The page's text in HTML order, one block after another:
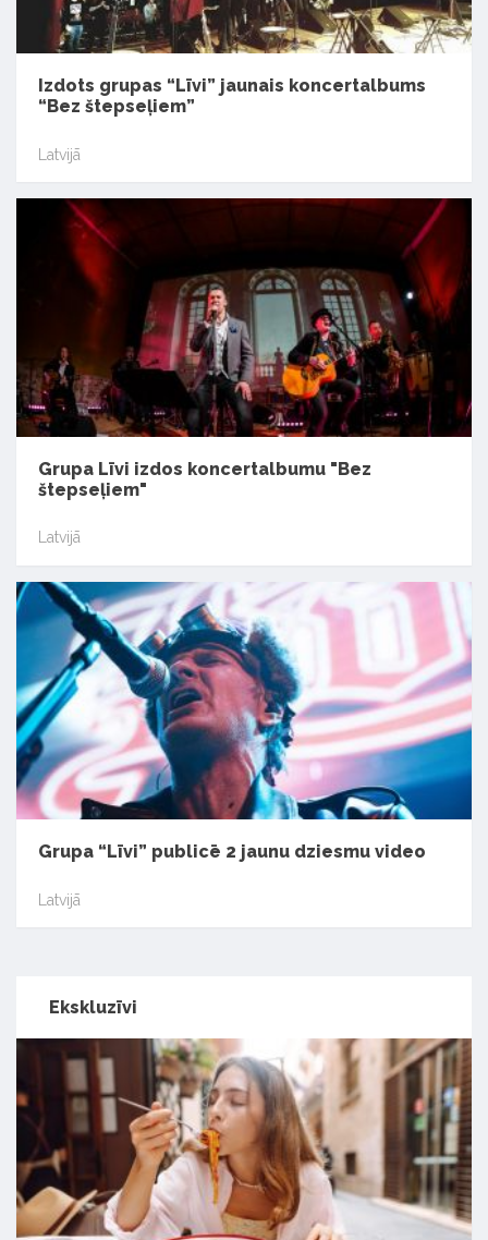
Izdots grupas “Līvi” jaunais koncertalbums
“Bez štepseļiem”
Latvijā
Grupa Līvi izdos koncertalbumu "Bez
štepseļiem"
Latvijā
Grupa “Līvi” publicē 2 jaunu dziesmu video
Latvijā
Ekskluzīvi